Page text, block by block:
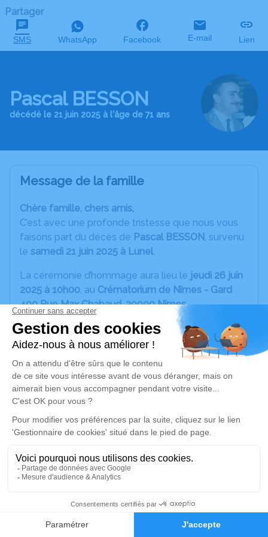
Faire-part Hommages
Partager
SMS WhatsApp Facebook E-mail Lien
Pascal BESSON
décédé le 21 juin 2025 à l'âge de 71 ans
Message de la famille
Chère famille, chers amis,
C’est avec une profonde tristesse que nous vous
faisons part du décès de Pascal BESSON, survenu
le samedi 21 juin 2025 à Lunel.
La cérémonie d’hommage aura lieu le jeudi 26 juin
2025 à 10h00, au Crématorium de Nîmes - Gard
490 Rue Max Chabaud, 30000 Nîmes.
Nous vous invitons à utiliser cet espace pour
laisser vos condoléances, partager une photo
souvenir, une anecdote ou tout message
personnel (poème, texte) afin d’honorer la
mémoire de Pascal.
Pour celles et ceux qui le souhaitent, une
a été mise en place pour participer financièrement
à l’organisation des obsèques :
👉Participer à la cagnotte
période difficile.
Un service de plantation d’arbre hommage est